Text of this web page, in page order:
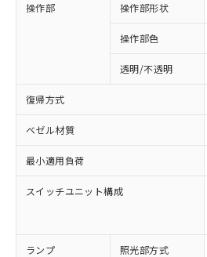
操作部 操作部形状
操作部色
透明/不透明
復帰方式
ベゼル材質
最小適用負荷
スイッチユニット構成
ランプ 照光部方式